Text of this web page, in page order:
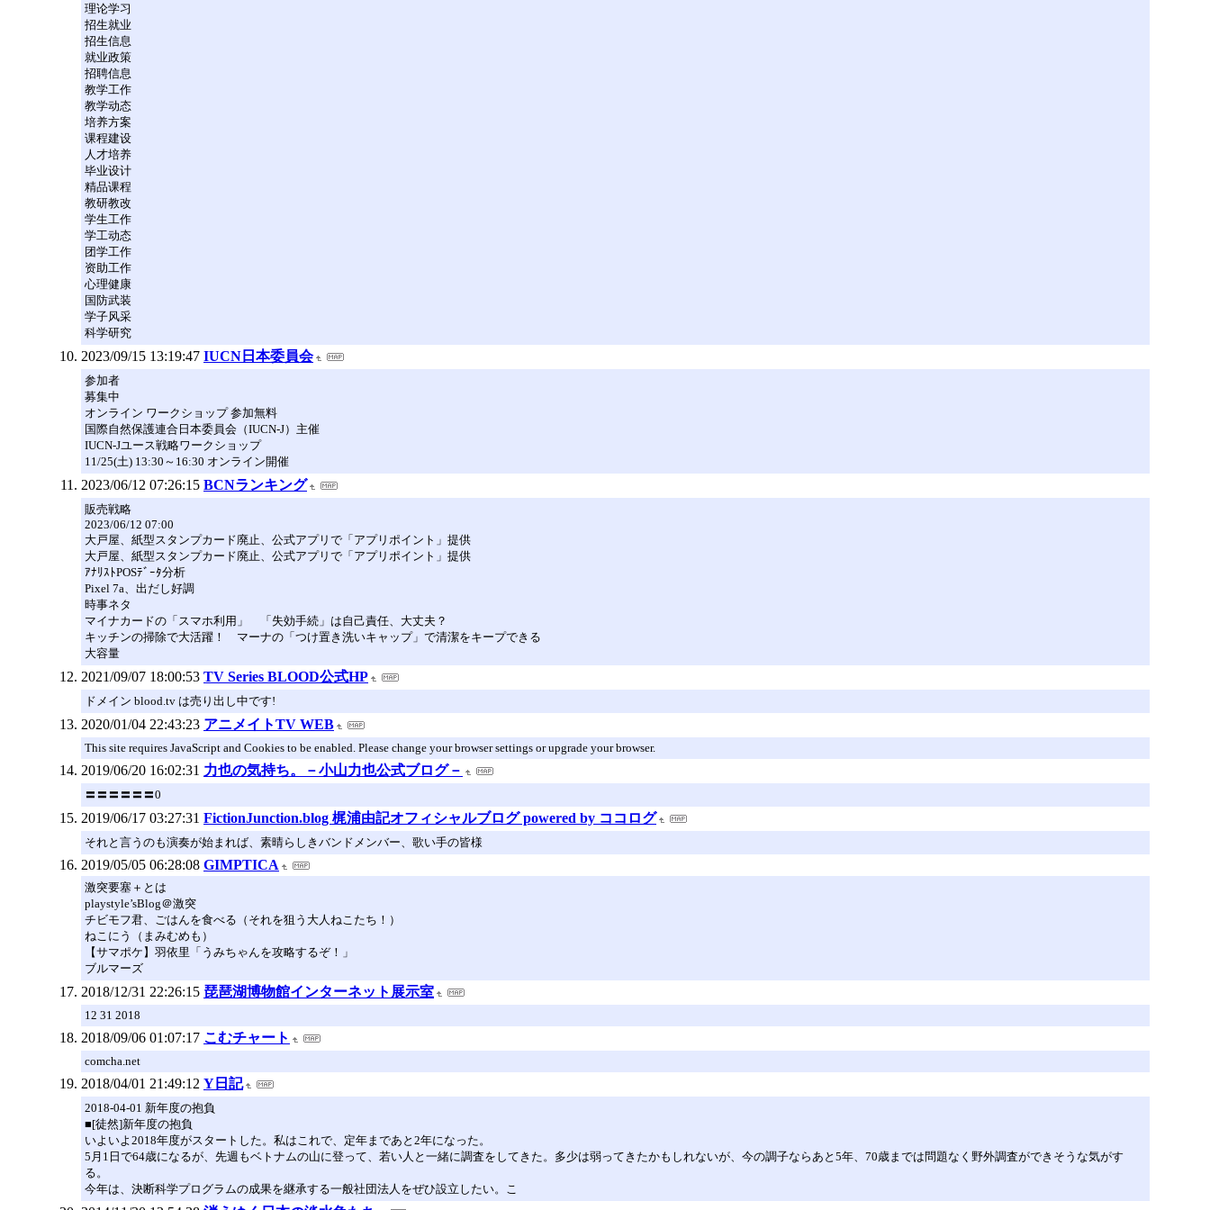
理论学习
招生就业
招生信息
就业政策
招聘信息
教学工作
教学动态
培养方案
课程建设
人才培养
毕业设计
精品课程
教研教改
学生工作
学工动态
团学工作
资助工作
心理健康
国防武装
学子风采
科学研究
2023/09/15 13:19:47 IUCN日本委員会
参加者
募集中
オンライン ワークショップ 参加無料
国際自然保護連合日本委員会（IUCN-J）主催
IUCN-Jユース戦略ワークショップ
11/25(土) 13:30～16:30 オンライン開催
2023/06/12 07:26:15 BCNランキング
販売戦略
2023/06/12 07:00
大戸屋、紙型スタンプカード廃止、公式アプリで「アプリポイント」提供
大戸屋、紙型スタンプカード廃止、公式アプリで「アプリポイント」提供
ｱﾅﾘｽﾄPOSﾃﾞｰﾀ分析
Pixel 7a、出だし好調
時事ネタ
マイナカードの「スマホ利用」 「失効手続」は自己責任、大丈夫？
キッチンの掃除で大活躍！ マーナの「つけ置き洗いキャップ」で清潔をキープできる
大容量
2021/09/07 18:00:53 TV Series BLOOD公式HP
ドメイン blood.tv は売り出し中です!
2020/01/04 22:43:23 アニメイトTV WEB
This site requires JavaScript and Cookies to be enabled. Please change your browser settings or upgrade your browser.
2019/06/20 16:02:31 力也の気持ち。－小山力也公式ブログ－
〓〓〓〓〓〓0
2019/06/17 03:27:31 FictionJunction.blog 梶浦由記オフィシャルブログ powered by ココログ
それと言うのも演奏が始まれば、素晴らしきバンドメンバー、歌い手の皆様
2019/05/05 06:28:08 GIMPTICA
激突要塞＋とは
playstyle’sBlog＠激突
チビモフ君、ごはんを食べる（それを狙う大人ねこたち！）
ねこにう（まみむめも）
【サマポケ】羽依里「うみちゃんを攻略するぞ！」
ブルマーズ
2018/12/31 22:26:15 琵琶湖博物館インターネット展示室
12 31 2018
2018/09/06 01:07:17 こむチャート
comcha.net
2018/04/01 21:49:12 Y日記
2018-04-01 新年度の抱負
■[徒然]新年度の抱負
いよいよ2018年度がスタートした。私はこれで、定年まであと2年になった。
5月1日で64歳になるが、先週もベトナムの山に登って、若い人と一緒に調査をしてきた。多少は弱ってきたかもしれないが、今の調子ならあと5年、70歳までは問題なく野外調査ができそうな気がす
る。
今年は、決断科学プログラムの成果を継承する一般社団法人をぜひ設立したい。こ